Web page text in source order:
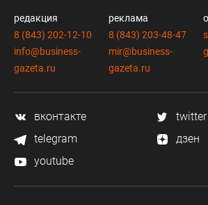
учится.
Впрочем методы могут быть
Вам решать народ.
редакция
8 (843) 202-12-10
info@business-
gazeta.ru
реклама
8 (843) 203-48-47
mir@business-
gazeta.ru
вконтакте
twitter
telegram
дзен
youtube